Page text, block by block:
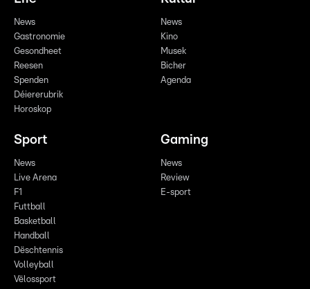
News
Gastronomie
Gesondheet
Reesen
Spenden
Déiererubrik
Horoskop
News
Kino
Musek
Bicher
Agenda
Sport
News
Live Arena
F1
Futtball
Basketball
Handball
Dëschtennis
Volleyball
Vëlossport
Gaming
News
Review
E-sport